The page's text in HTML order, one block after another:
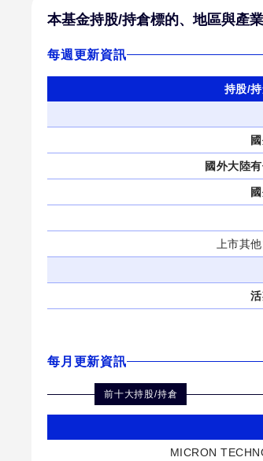
本基金持股/持倉標的、地區與產業
每週更新資訊
持股/
國外大陸
上市其
每月更新資訊
前十大持股/持倉
MICRON